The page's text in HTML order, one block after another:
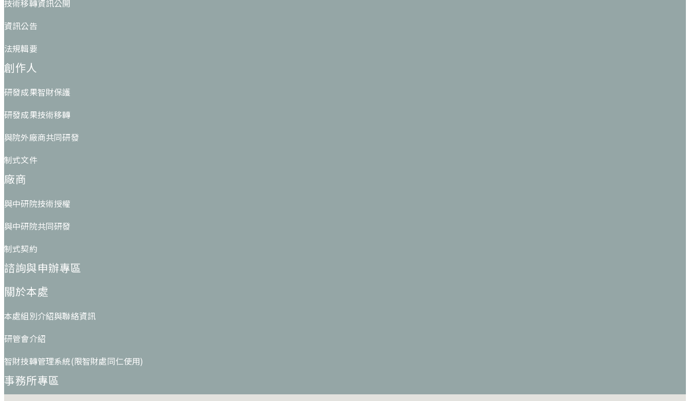
技術移轉資訊公開
資訊公告
法規輯要
創作人
研發成果智財保護
研發成果技術移轉
與院外廠商共同研發
制式文件
廠商
與中研院技術授權
與中研院共同研發
制式契約
諮詢與申辦專區
關於本處
本處組別介紹與聯絡資訊
研管會介紹
智財技轉管理系統(限智財處同仁使用)
事務所專區